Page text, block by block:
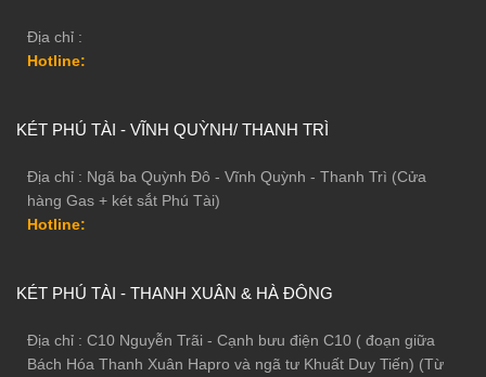
Địa chỉ :
Hotline:
KÉT PHÚ TÀI - VĨNH QUỲNH/ THANH TRÌ
Địa chỉ : Ngã ba Quỳnh Đô - Vĩnh Quỳnh - Thanh Trì (Cửa
hàng Gas + két sắt Phú Tài)
Hotline:
KÉT PHÚ TÀI - THANH XUÂN & HÀ ĐÔNG
Địa chỉ : C10 Nguyễn Trãi - Cạnh bưu điện C10 ( đoạn giữa
Bách Hóa Thanh Xuân Hapro và ngã tư Khuất Duy Tiến) (Từ